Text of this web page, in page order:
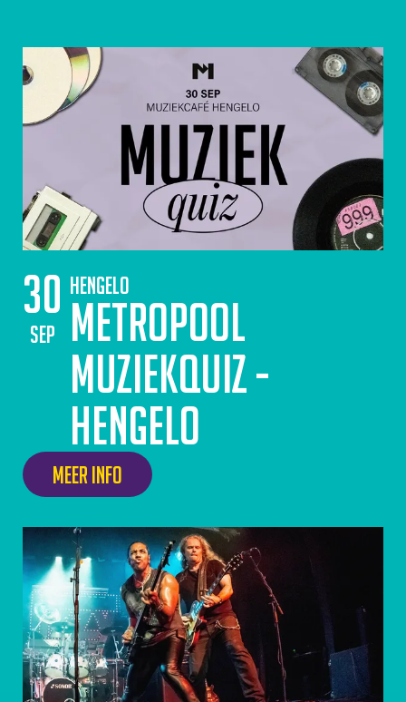
30
sep
Hengelo
Metropool
Muziekquiz -
Hengelo
Meer info